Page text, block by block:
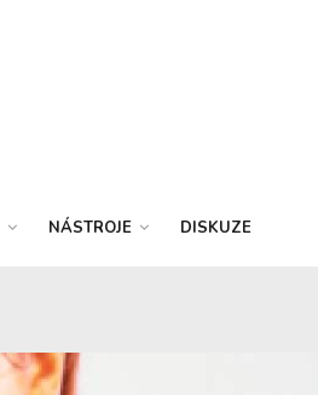
NÁSTROJE DISKUZE